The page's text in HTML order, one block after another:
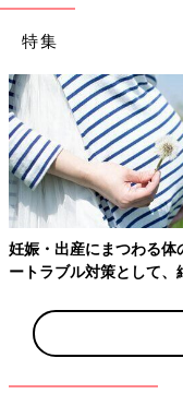
同性カップルは
えないもの？
しかし、同性カップル
西川さんの前に壁とな
尿を出して検査入院と
入院手続きをしようと
父さんでもいいから、
たのだそうです。互
と子育てをしている」
した。
「ケジメ」として結
した。今でこそLGBT
えていますが、小野
はまだあまり例がない
特集
妊娠・出産にまつわる
ートラブル対策として